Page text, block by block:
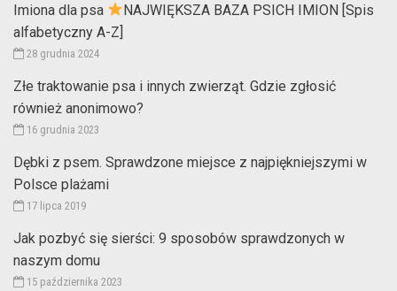
Imiona dla psa
NAJWIĘKSZA BAZA PSICH IMION [Spis
alfabetyczny A-Z]
28 grudnia 2024
Złe traktowanie psa i innych zwierząt. Gdzie zgłosić
również anonimowo?
16 grudnia 2023
Dębki z psem. Sprawdzone miejsce z najpiękniejszymi w
Polsce plażami
17 lipca 2019
Jak pozbyć się sierści: 9 sposobów sprawdzonych w
naszym domu
15 października 2023